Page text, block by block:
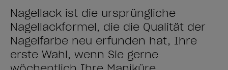
Nagellack ist die ursprüngliche
Nagellackformel, die die Qualität der
Nagelfarbe neu erfunden hat, Ihre
erste Wahl, wenn Sie gerne